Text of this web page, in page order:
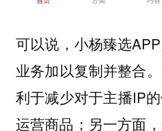
可以说，小杨臻选
业务加以复制并整合
利于减少对于主播IP
运营商品；另一方面